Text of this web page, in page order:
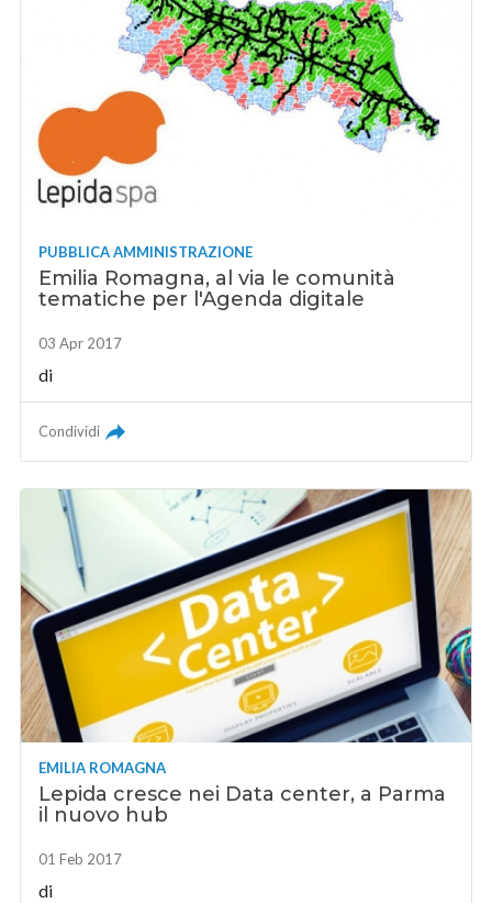
PUBBLICA AMMINISTRAZIONE
Emilia Romagna, al via le comunità
tematiche per l'Agenda digitale
03 Apr 2017
di
Condividi
EMILIA ROMAGNA
Lepida cresce nei Data center, a Parma
il nuovo hub
01 Feb 2017
di